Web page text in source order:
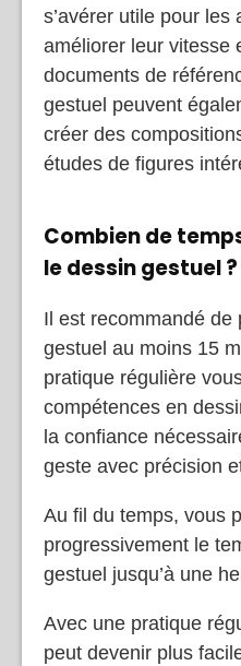
s’avérer utile pour les
améliorer leur vitesse
documents de
gestuel peuvent
créer des
études de figures
Combien de
le dessin gestuel ?
Il est recommandé de
gestuel au moins 15
pratique régulière
compétences en
la confiance
geste avec précision
Au fil du temps, vous
progressivement le
gestuel jusqu’à une
Avec une pratique
peut devenir plus